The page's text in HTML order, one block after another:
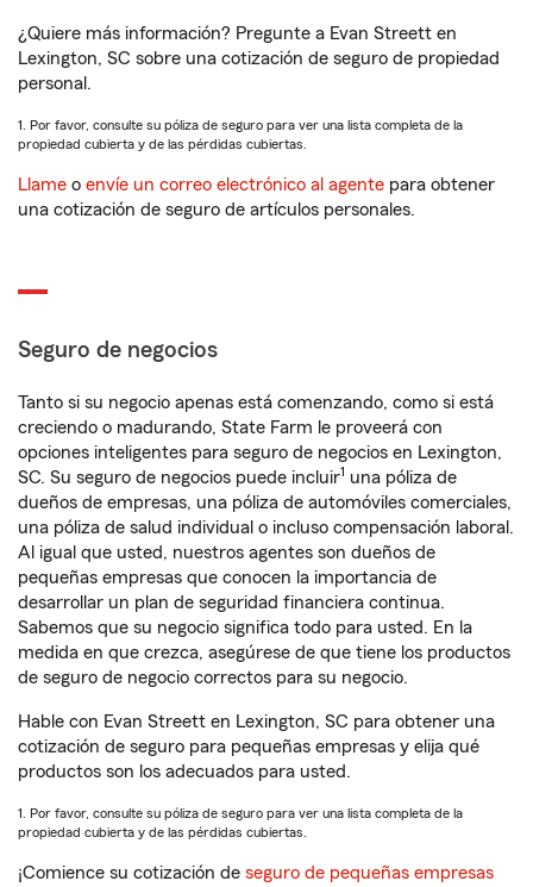
¿Quiere más información? Pregunte a Evan Streett en
Lexington, SC sobre una cotización de seguro de propiedad
personal.
1. Por favor, consulte su póliza de seguro para ver una lista completa de la
propiedad cubierta y de las pérdidas cubiertas.
Llame o envíe un correo electrónico al agente para obtener
una cotización de seguro de artículos personales.
Seguro de negocios
Tanto si su negocio apenas está comenzando, como si está
creciendo o madurando, State Farm le proveerá con
opciones inteligentes para seguro de negocios en Lexington,
SC. Su seguro de negocios puede incluir1 una póliza de
dueños de empresas, una póliza de automóviles comerciales,
una póliza de salud individual o incluso compensación laboral.
Al igual que usted, nuestros agentes son dueños de
pequeñas empresas que conocen la importancia de
desarrollar un plan de seguridad financiera continua.
Sabemos que su negocio significa todo para usted. En la
medida en que crezca, asegúrese de que tiene los productos
de seguro de negocio correctos para su negocio.
Hable con Evan Streett en Lexington, SC para obtener una
cotización de seguro para pequeñas empresas y elija qué
productos son los adecuados para usted.
1. Por favor, consulte su póliza de seguro para ver una lista completa de la
propiedad cubierta y de las pérdidas cubiertas.
¡Comience su cotización de seguro de pequeñas empresas